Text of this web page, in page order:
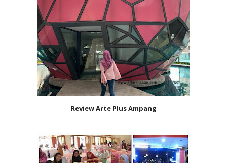
Review Arte Plus Ampang